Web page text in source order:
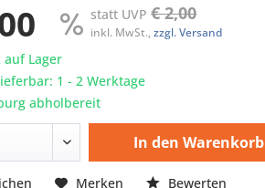
statt UVP€ 2,00
inkl. MwSt.,zzgl. Versand
auf Lager
1 - 2 Werktage
abholbereit
In den Warenkorb
Merken Bewerten